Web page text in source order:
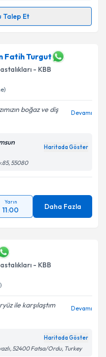
Talep Et
randevu takvimi talebi
randevu almanız için bir
ile bilgilendireceğiz.
ilişkin
Aydınlatma
ediyorum.
Gönder
Fatih Turgut
- KBB
boğaz ve diş
Devamı
Haritada Göster
55080
Yarın
11:00 Daha Fazla
- KBB
ile karşılaştım
Devamı
Haritada Göster
52400 Fatsa/Ordu, Turkey